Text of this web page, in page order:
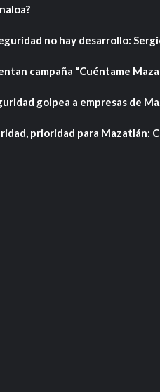
no hay desarrollo:
campaña “Cuéntame
golpea a empresas de
prioridad para Mazatlán: